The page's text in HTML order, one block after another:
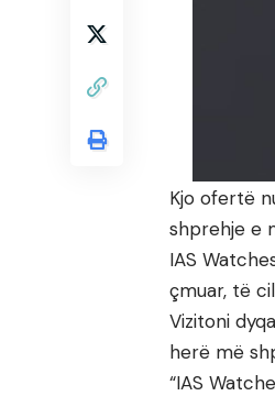
Kjo ofertë
shprehje e
IAS
çmuar, të
Vizitoni
herë më
“IAS